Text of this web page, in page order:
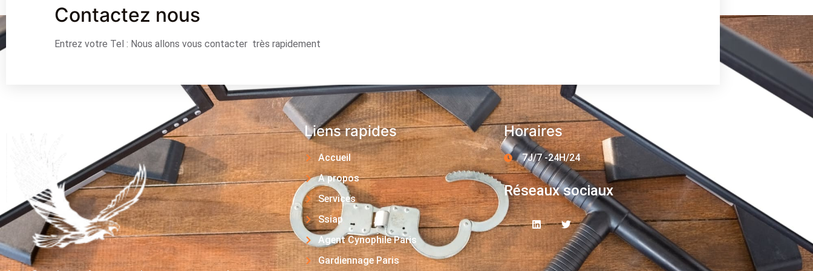
Contactez nous
Entrez votre Tel : Nous allons vous contacter très rapidement
Liens rapides
Accueil
A propos
Services
Ssiap
Agent Cynophile Paris
Gardiennage Paris
Horaires
7J/7 -24H/24
Réseaux sociaux